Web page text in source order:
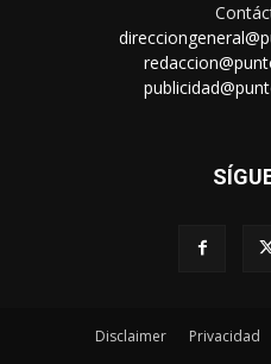
Disclaimer Privacidad